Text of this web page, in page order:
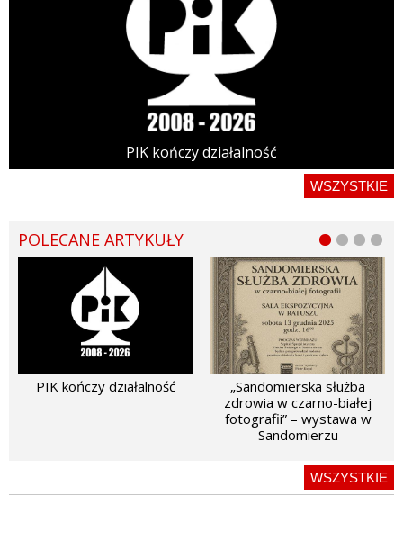
PIK kończy działalność
WSZYSTKIE
POLECANE ARTYKUŁY
PIK kończy działalność
„Sandomierska służba
zdrowia w czarno-białej
fotografii” – wystawa w
Sandomierzu
WSZYSTKIE